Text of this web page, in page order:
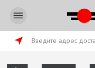
Введите адрес